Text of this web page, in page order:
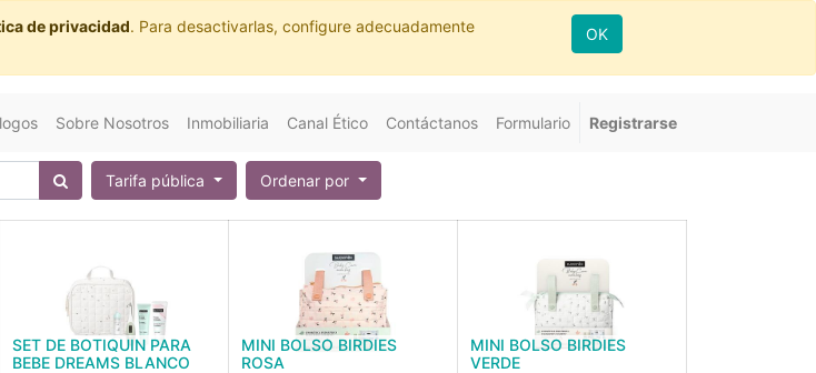
de privacidad. Para desactivarlas, configure adecuadamente
OK
Sobre Nosotros Inmobiliaria Canal Ético Contáctanos Formulario Registrarse
Tarifa pública Ordenar por
SET DE BOTIQUIN PARA
BEBE DREAMS BLANCO
MINI BOLSO BIRDIES
ROSA
MINI BOLSO BIRDIES
VERDE